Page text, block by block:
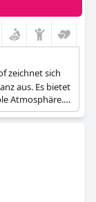
zeichnet sich
aus. Es bietet
Atmosphäre.
Stätten und